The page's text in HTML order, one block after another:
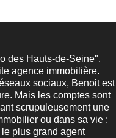
des Hauts-de-Seine",
agence immobilière.
sociaux, Benoit est
Mais les comptes sont
scrupuleusement une
ou dans sa vie :
plus grand agent